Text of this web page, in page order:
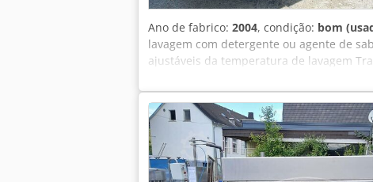
Ano de fabrico: 2004, condição: bom
lavagem com detergente ou agente de
ajustáveis da temperatura de lavagem
paragens de emergência Queimador a